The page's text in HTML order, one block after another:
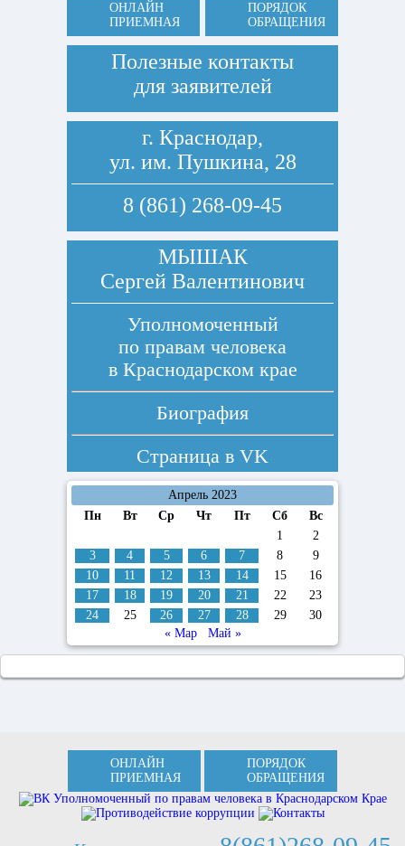
ОНЛАЙН
ПРИЕМНАЯ
ПОРЯДОК
ОБРАЩЕНИЯ
Полезные контакты
для заявителей
г. Краснодар,
ул. им. Пушкина, 28
8 (861) 268-09-45
МЫШАК
Сергей Валентинович
Уполномоченный
по правам человека
в Краснодарском крае
Биография
Страница в VK
Апрель 2023
Пн
Вт Ср Чт Пт Сб
Вс
1
2
3
4 5 6 7 8
9
10
11 12 13 14 15
16
17
18 19 20 21 22
23
24
25 26 27 28 29
30
« Мар
Май »
ОНЛАЙН
ПРИЕМНАЯ
ПОРЯДОК
ОБРАЩЕНИЯ